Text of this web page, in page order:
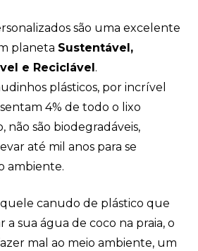
são uma excelente
planeta Sustentável,
e Reciclável .
plásticos, por incrível
4% de todo o lixo
não são biodegradáveis,
até mil anos para se
ambiente.
canudo de plástico que
sua água de coco na praia, o
mal ao meio ambiente, um